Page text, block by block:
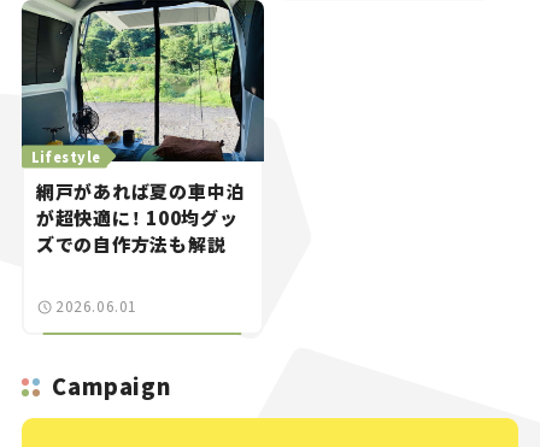
Lifestyle
網戸があれば夏の車中泊
が超快適に！ 100均グッ
ズでの自作方法も解説
2026.06.01
Campaign